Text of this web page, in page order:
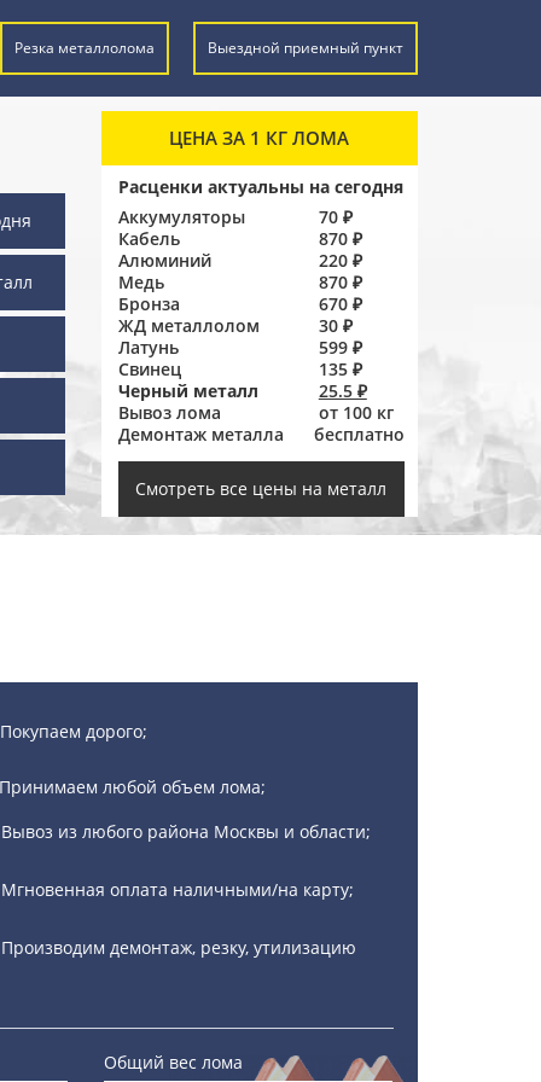
Резка металлолома Выездной приемный пункт
ЦЕНА ЗА 1 КГ ЛОМА
Расценки актуальны на сегодня
Аккумуляторы
70 ₽
Кабель
870 ₽
Алюминий
220 ₽
Медь
870 ₽
Бронза
670 ₽
ЖД металлолом
30 ₽
Латунь
599 ₽
Свинец
135 ₽
Черный металл
25.5 ₽
Вывоз лома
от 100 кг
Демонтаж металла
бесплатно
Смотреть все цены на металл
Покупаем дорого;
любой объем лома;
Вывоз из любого района Москвы и области;
Мгновенная оплата наличными/на карту;
Производим демонтаж, резку, утилизацию
Общий вес лома